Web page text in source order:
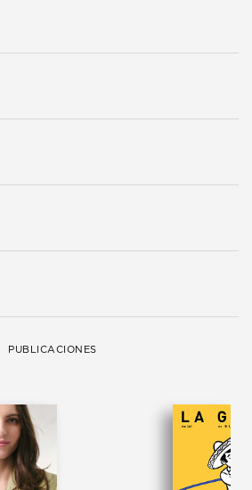
PUBLICACIONES